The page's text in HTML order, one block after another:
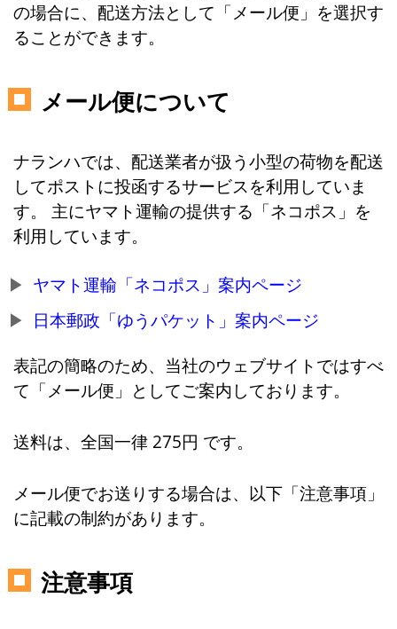
の場合に、配送方法として「メール便」を選択す
ることができます。
メール便について
ナランハでは、配送業者が扱う小型の荷物を配送
してポストに投函するサービスを利用していま
す。 主にヤマト運輸の提供する「ネコポス」を
利用しています。
ヤマト運輸「ネコポス」案内ページ
日本郵政「ゆうパケット」案内ページ
表記の簡略のため、当社のウェブサイトではすべ
て「メール便」としてご案内しております。
送料は、全国一律 275円 です。
メール便でお送りする場合は、以下「注意事項」
に記載の制約があります。
注意事項